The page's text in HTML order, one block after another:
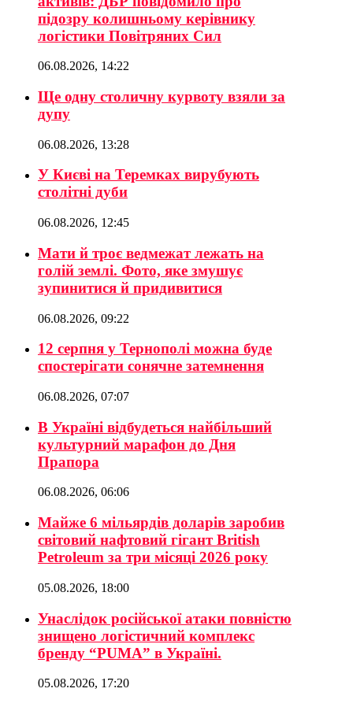
підозру колишньому керівнику
логістики Повітряних Сил
06.08.2026, 14:22
Ще одну столичну курвоту взяли за
дупу
06.08.2026, 13:28
У Києві на Теремках вирубують
столітні дуби
06.08.2026, 12:45
Мати й троє ведмежат лежать на
голій землі. Фото, яке змушує
зупинитися й придивитися
06.08.2026, 09:22
12 серпня у Тернополі можна буде
спостерігати сонячне затемнення
06.08.2026, 07:07
В Україні відбудеться найбільший
культурний марафон до Дня
Прапора
06.08.2026, 06:06
Майже 6 мільярдів доларів заробив
світовий нафтовий гігант British
Petroleum за три місяці 2026 року
05.08.2026, 18:00
Унаслідок російської атаки повністю
знищено логістичний комплекс
бренду “PUMA” в Україні.
05.08.2026, 17:20